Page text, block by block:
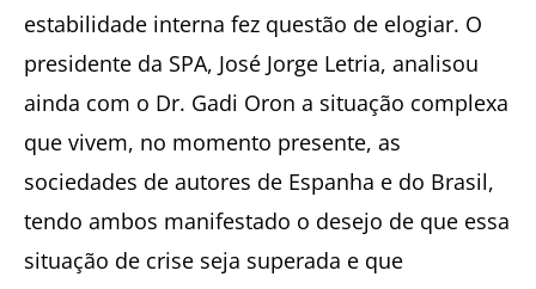
estabilidade interna fez questão de elogiar. O
presidente da SPA, José Jorge Letria, analisou
ainda com o Dr. Gadi Oron a situação complexa
que vivem, no momento presente, as
sociedades de autores de Espanha e do Brasil,
tendo ambos manifestado o desejo de que essa
situação de crise seja superada e que